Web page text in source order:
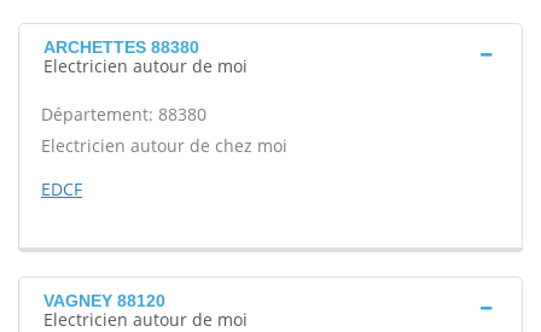
ARCHETTES 88380
Electricien autour de moi
Département: 88380
Electricien autour de chez moi
EDCF
VAGNEY 88120
Electricien autour de moi